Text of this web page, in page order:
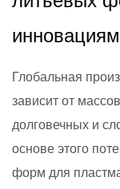
Глобальная
зависит от
долговечных и
основе этого
форм для